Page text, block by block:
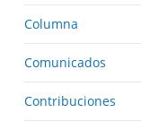
Columna
Comunicados
Contribuciones